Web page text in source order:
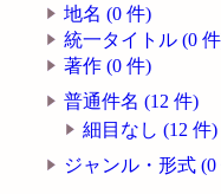
地名 (0 件)
統一タイトル (0
著作 (0 件)
普通件名 (12 件)
細目なし (12 件)
ジャンル・形式 (0